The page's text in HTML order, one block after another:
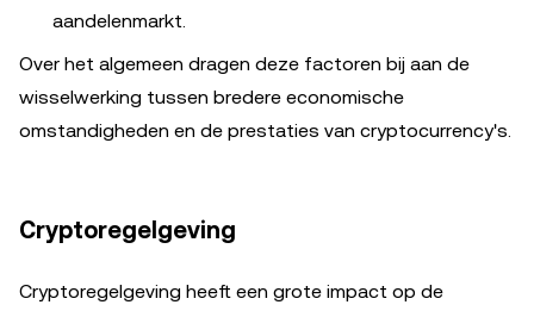
aandelenmarkt.
Over het algemeen dragen deze factoren bij aan de
wisselwerking tussen bredere economische
omstandigheden en de prestaties van cryptocurrency's.
Cryptoregelgeving
Cryptoregelgeving heeft een grote impact op de